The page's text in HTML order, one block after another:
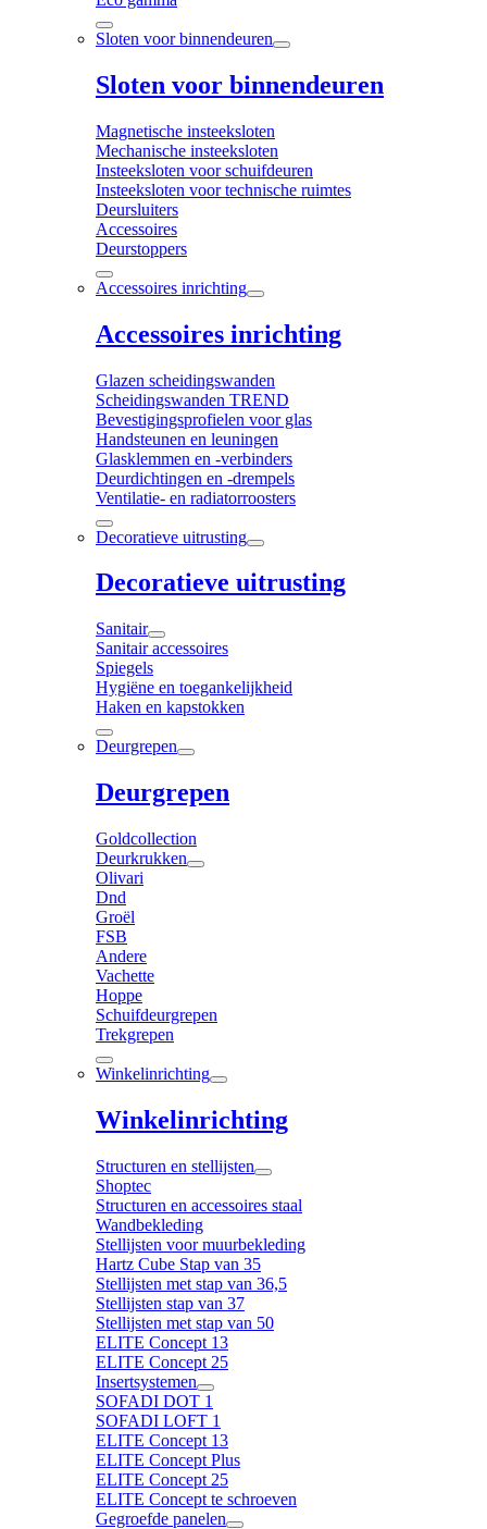
Sloten voor binnendeuren
Sloten voor binnendeuren
Magnetische insteeksloten
Mechanische insteeksloten
Insteeksloten voor schuifdeuren
Insteeksloten voor technische ruimtes
Deursluiters
Accessoires
Deurstoppers
Accessoires inrichting
Accessoires inrichting
Glazen scheidingswanden
Scheidingswanden TREND
Bevestigingsprofielen voor glas
Handsteunen en leuningen
Glasklemmen en -verbinders
Deurdichtingen en -drempels
Ventilatie- en radiatorroosters
Decoratieve uitrusting
Decoratieve uitrusting
Sanitair
Sanitair accessoires
Spiegels
Hygiëne en toegankelijkheid
Haken en kapstokken
Deurgrepen
Deurgrepen
Goldcollection
Deurkrukken
Olivari
Dnd
Groël
FSB
Andere
Vachette
Hoppe
Schuifdeurgrepen
Trekgrepen
Winkelinrichting
Winkelinrichting
Structuren en stellijsten
Shoptec
Structuren en accessoires staal
Wandbekleding
Stellijsten voor muurbekleding
Hartz Cube Stap van 35
Stellijsten met stap van 36,5
Stellijsten stap van 37
Stellijsten met stap van 50
ELITE Concept 13
ELITE Concept 25
Insertsystemen
SOFADI DOT 1
SOFADI LOFT 1
ELITE Concept 13
ELITE Concept Plus
ELITE Concept 25
ELITE Concept te schroeven
Gegroefde panelen